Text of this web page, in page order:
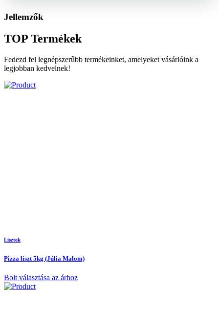
Jellemzők
TOP Termékek
Fedezd fel legnépszerűbb termékeinket, amelyeket vásárlóink a
legjobban kedvelnek!
Lisztek
Pizza liszt 5kg (Júlia Malom)
Bolt választása az árhoz